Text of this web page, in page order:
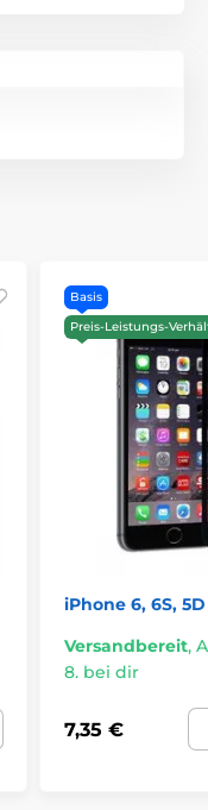
Basis
Preis-Leistungs-
iPhone 6, 6S,
Versandbereit,
8. bei dir
7,35 €